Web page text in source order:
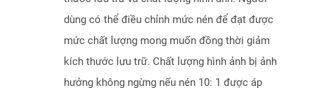
dùng có thể điều chỉnh mức nén để đạt được
mức chất lượng mong muốn đồng thời giảm
kích thước lưu trữ. Chất lượng hình ảnh bị ảnh
hưởng không ngừng nếu nén 10: 1 được áp